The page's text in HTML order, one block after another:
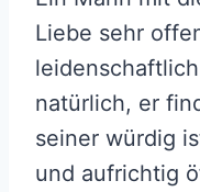
Liebe sehr
natürlich, er
seiner würdig
und aufrichtig